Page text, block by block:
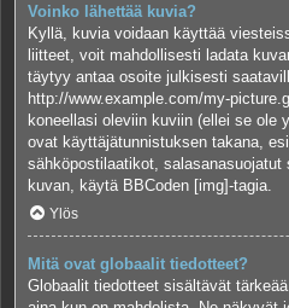
Voinko lähettää kuvia?
Kyllä, kuvia voidaan käyttää
liitteet, voit mahdollisesti ladata
täytyy antaa osoite julkisesti
http://www.example.com/my-
koneellasi oleviin kuviin (ellei se ole
ovat käyttäjätunnistuksen takana,
sähköpostilaatikot,
kuvan, käytä BBCoden [img]-tagia.
Ylös
Mitä ovat globaalit tiedotteet?
Globaalit tiedotteet sisältävät